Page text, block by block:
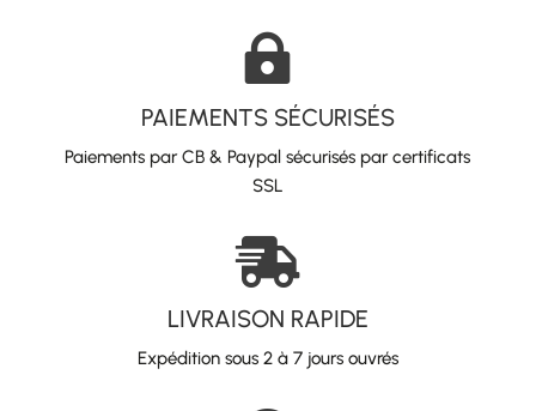

PAIEMENTS SÉCURISÉS
Paiements par CB & Paypal sécurisés par certificats
SSL

LIVRAISON RAPIDE
Expédition sous 2 à 7 jours ouvrés